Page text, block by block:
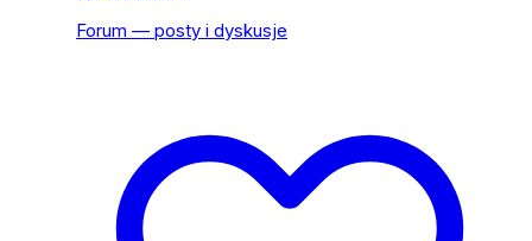
Forum — posty i dyskusje